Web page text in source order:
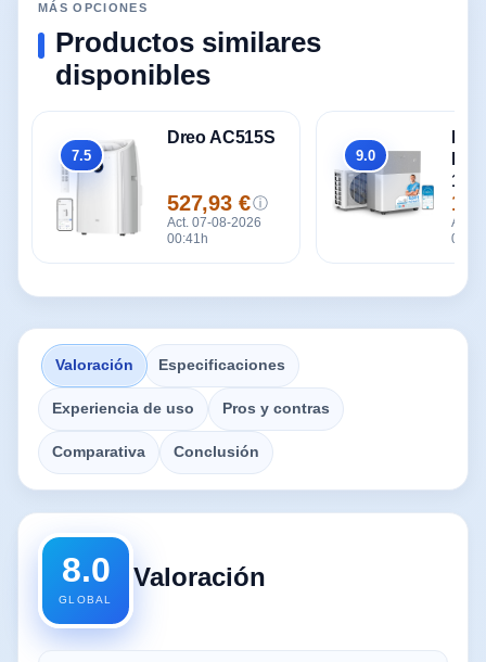
MÁS OPCIONES
Productos similares
disponibles
Global
7.5
Dreo AC515S
Precio
527,93 € ⓘ
Act. 07-08-2026
00:41h
Global
9.0
1
Act.
Valoración Especificaciones
Experiencia de uso Pros y contras
Comparativa Conclusión
8.0
GLOBAL
Valoración